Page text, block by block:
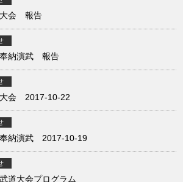
大会 報告
奉納演武 報告
大会 2017-10-22
納演武 2017-10-19
道大会プログラム